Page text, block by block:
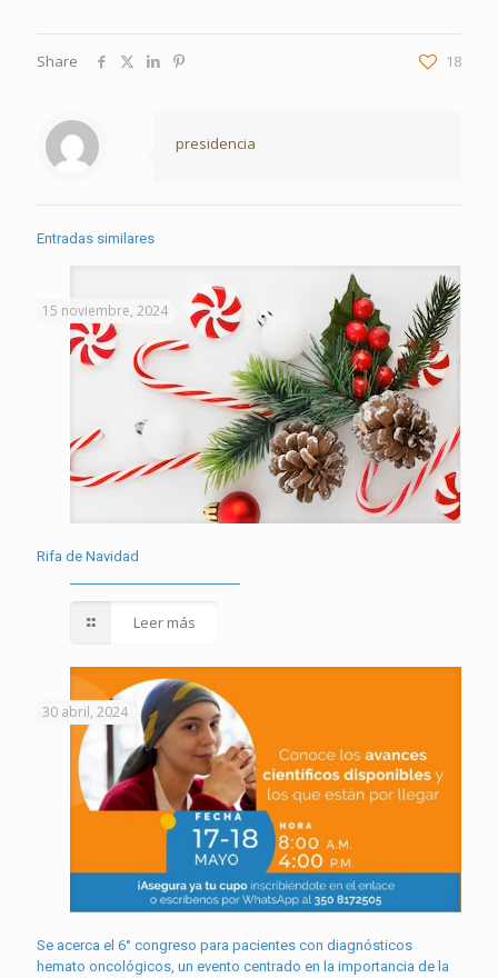
Share 18
presidencia
Entradas similares
15 noviembre, 2024
Rifa de Navidad
Leer más
30 abril, 2024
Se acerca el 6° congreso para pacientes con diagnósticos
hemato oncológicos, un evento centrado en la importancia de la